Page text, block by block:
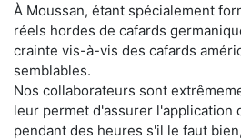
À Moussan, étant spécialement
réels hordes de cafards
crainte vis-à-vis des cafards
semblables.
Nos collaborateurs sont
leur permet d'assurer l'application
pendant des heures s'il le faut